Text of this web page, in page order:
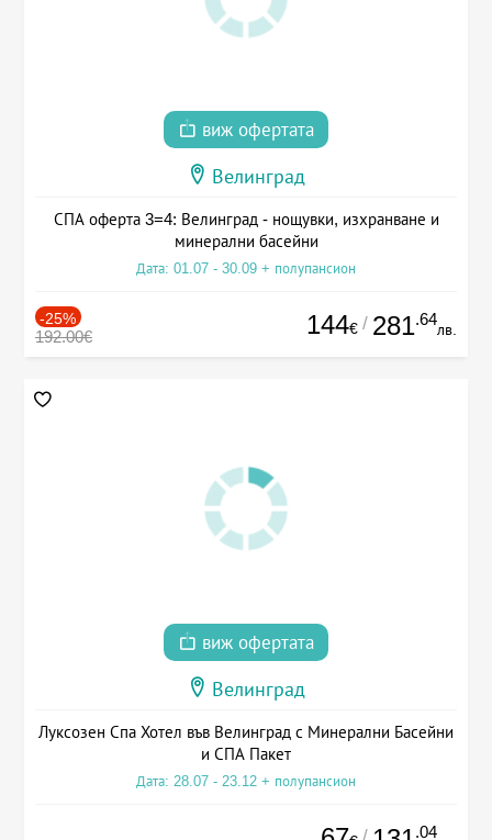
виж офертата
Велинград
СПА оферта 3=4: Велинград - нощувки, изхранване и
минерални басейни
Дата: 01.07 - 30.09 + полупансион
-25%
192.00€ 144€ / 281.64
лв.
виж офертата
Велинград
Луксозен Спа Хотел във Велинград с Минерални Басейни
и СПА Пакет
Дата: 28.07 - 23.12 + полупансион
.04